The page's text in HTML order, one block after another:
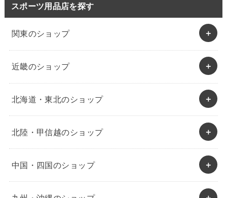
スポーツ用品店を探す
関東のショップ
近畿のショップ
北海道・東北のショップ
北陸・甲信越のショップ
中国・四国のショップ